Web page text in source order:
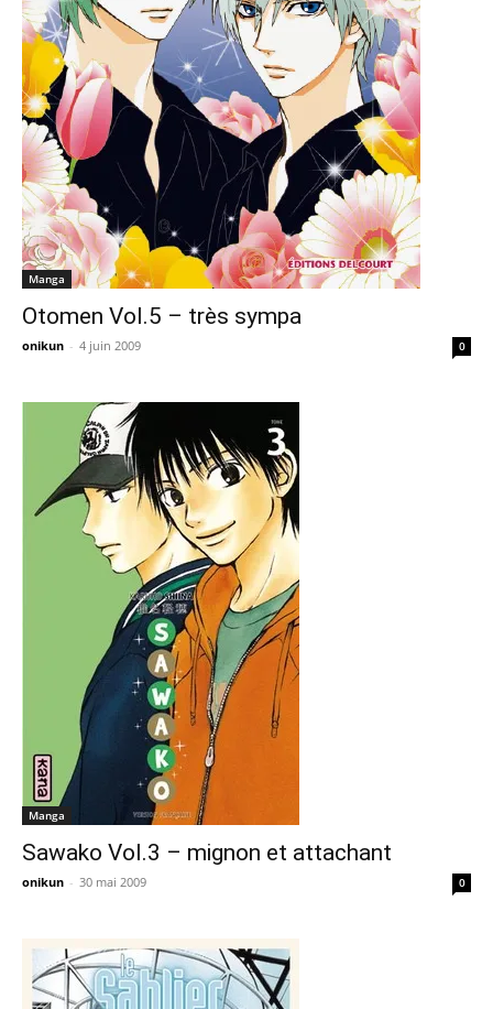
Manga
Otomen Vol.5 – très sympa
onikun - 4 juin 2009 0
Manga
Sawako Vol.3 – mignon et attachant
onikun - 30 mai 2009 0